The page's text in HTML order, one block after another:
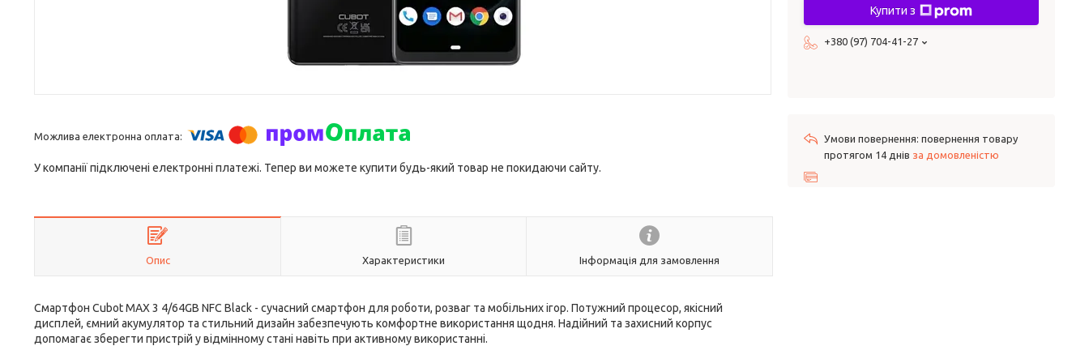
У компанії підключені електронні платежі. Тепер ви можете купити будь-який товар не покидаючи сайту.
Опис Характеристики Інформація для замовлення
Смартфон Cubot MAX 3 4/64GB NFC Black - сучасний смартфон для роботи, розваг та мобільних ігор. Потужний процесор, якісний
дисплей, ємний акумулятор та стильний дизайн забезпечують комфортне використання щодня. Надійний та захисний корпус
допомагає зберегти пристрій у відмінному стані навіть при активному використанні.
Купити з
+380 (97) 704-41-27
повернення товару
протягом 14 днів за домовленістю